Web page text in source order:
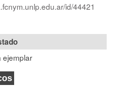
id/44421
ejemplar